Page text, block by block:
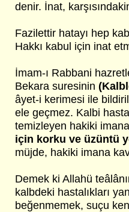
denir. İnat,
Fazilettir hatayı hep
Hakkı kabul için inat
İmam-ı Rabbani
Bekara suresinin
âyet-i kerimesi ile
ele geçmez. Kalbi
temizleyen hakiki
için korku ve üzüntü
müjde, hakiki imana
Demek ki Allahü
kalbdeki hastalıkları
beğenmemek, suçu